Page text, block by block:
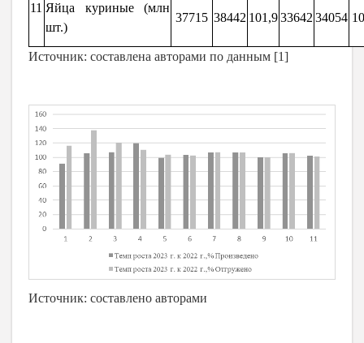
11 Яйца куриные (млн
шт.)
37715 38442 101,933642 34054
Источник: составлена авторами по данным [1]
Источник: составлено авторами